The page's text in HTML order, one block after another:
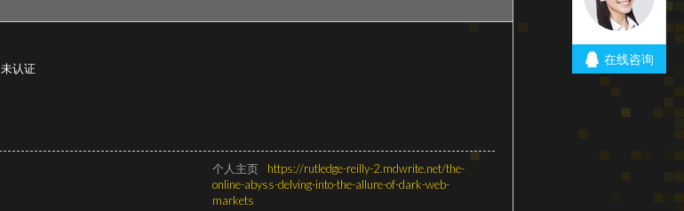
未认证
个人主页
https://rutledge-reilly-2.mdwrite.net/the-
online-abyss-delving-into-the-allure-of-dark-web-
markets